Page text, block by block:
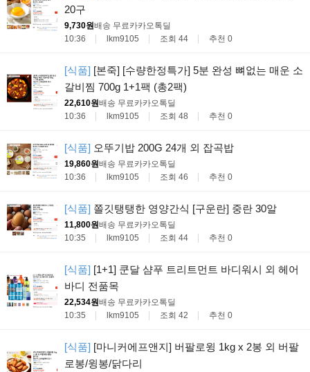
20구
9,730원배송 무료카카오톡딜
10:36
lkm9105 조회 44 추천 0
[식품] [본죽] [수량한정특가] 5분 완성 뼈없는 매운 소
갈비찜 700g 1+1팩 (총2팩)
22,610원배송 무료카카오톡딜
10:36
lkm9105 조회 48 추천 0
[식품] 오뚜기밥 200G 24개 외 잡곡밥
19,860원배송 무료카카오톡딜
10:36
lkm9105 조회 46 추천 0
[식품] 쫄깃탱탱한 영양간식 [구운란] 중란 30알
11,800원배송 무료카카오톡딜
10:35
lkm9105 조회 44 추천 0
[식품] [1+1] 쿤달 샴푸 트리트먼트 바디워시 외 헤어
바디 전품목
22,534원배송 무료카카오톡딜
10:35
lkm9105 조회 42 추천 0
[식품] [마니커에프앤지] 버팔로윙 1kg x 2봉 외 버팔
로봉/윙봉/닭다리